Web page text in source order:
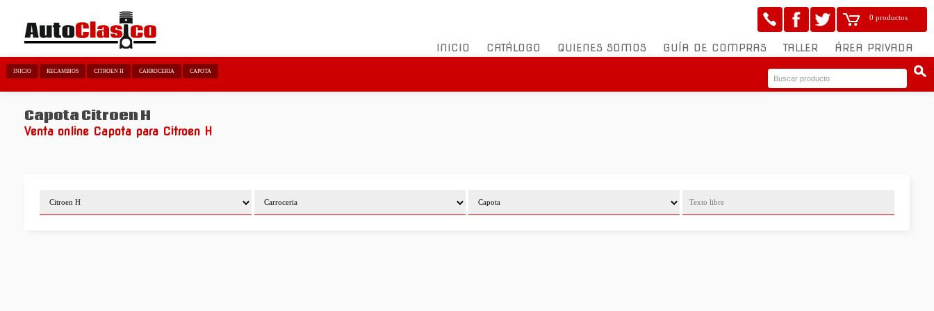
0 productos
INICIO CATÁLOGO QUIENES SOMOS GUÍA DE COMPRAS TALLER ÁREA PRIVADA
INICIO RECAMBIOS CITROEN H CARROCERIA CAPOTA
Capota Citroen H
Venta online Capota para Citroen H